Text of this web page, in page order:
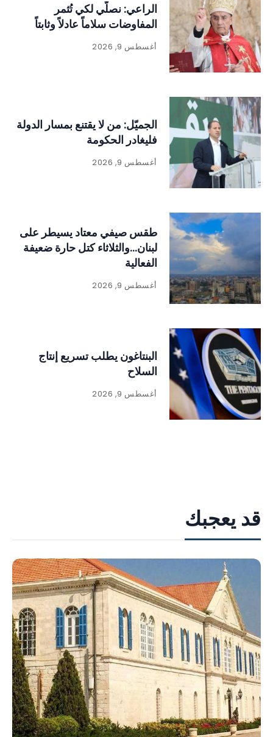
الراعي: نصلّي لكي تُثمر
المفاوضات سلاماً عادلاً وثابتاً
أغسطس 9, 2026
الجميّل: من لا يقتنع بمسار الدولة
فليغادر الحكومة
أغسطس 9, 2026
طقس صيفي معتاد يسيطر على
لبنان…والثلاثاء كتل حارة ضعيفة
الفعالية
أغسطس 9, 2026
البنتاغون يطلب تسريع إنتاج
السلاح
أغسطس 9, 2026
قد يعجبك